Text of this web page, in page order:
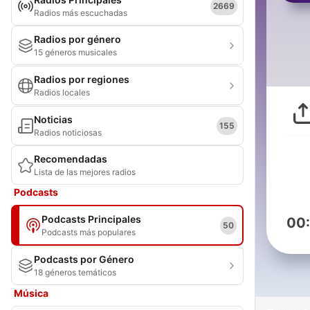
Radios más escuchadas
2669
Radios por género
15 géneros musicales
Radios por regiones
Radios locales
Noticias
Radios noticiosas
155
Recomendadas
Lista de las mejores radios
Podcasts
Podcasts Principales
Podcasts más populares
50
Podcasts por Género
18 géneros temáticos
Música